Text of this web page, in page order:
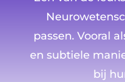
passen. Vooral
en subtiele
bij